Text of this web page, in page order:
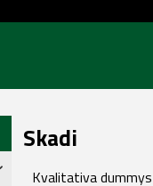
Skadi
Kvalitativa